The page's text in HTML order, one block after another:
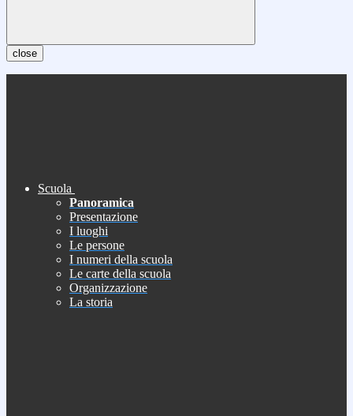
close
Scuola
Panoramica
Presentazione
I luoghi
Le persone
I numeri della scuola
Le carte della scuola
Organizzazione
La storia